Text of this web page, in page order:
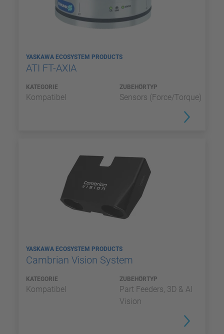
YASKAWA ECOSYSTEM PRODUCTS
ATI FT-AXIA
KATEGORIE
Kompatibel
ZUBEHÖRTYP
Sensors (Force/Torque)
YASKAWA ECOSYSTEM PRODUCTS
Cambrian Vision System
KATEGORIE
Kompatibel
ZUBEHÖRTYP
Part Feeders, 3D & AI
Vision